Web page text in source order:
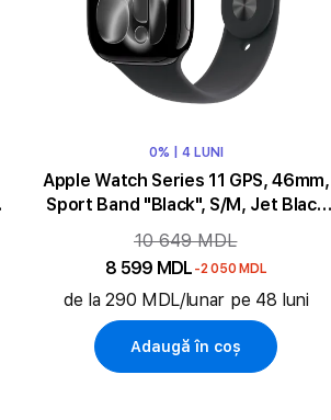
0% | 4 LUNI
Apple Watch Series 11 GPS, 46mm,
Sport Band "Black", S/M, Jet Black
Aluminium
10 649 MDL
8 599 MDL -2 050 MDL
de la 290 MDL/lunar pe 48 luni
Adaugă în coș